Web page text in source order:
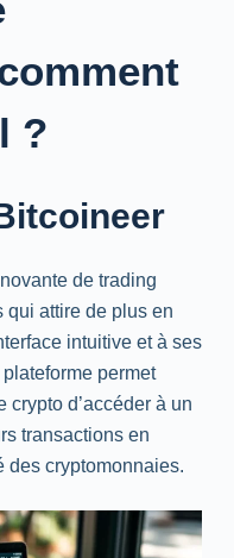
?
de trading
qui attire de plus en
intuitive et à ses
permet
crypto d’accéder à un
transactions en
des cryptomonnaies.